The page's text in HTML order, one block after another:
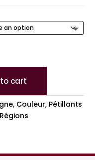
cart
, Couleur, Pétillants
Régions